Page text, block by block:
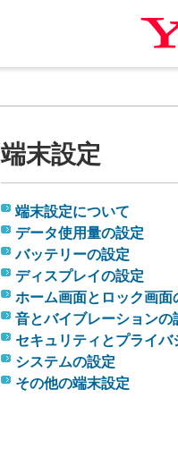
端末設定
端末設定について
データ使用量の設定
バッテリーの設定
ディスプレイの設定
ホーム画面とロック画面
音とバイブレーションの
セキュリティとプライバ
システムの設定
その他の端末設定